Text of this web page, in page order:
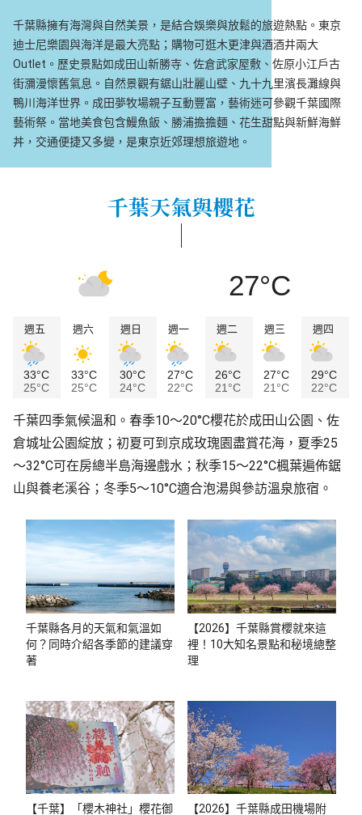
千葉縣擁有海灣與自然美景，是結合娛樂與放鬆的旅遊熱點。東京
迪士尼樂園與海洋是最大亮點；購物可逛木更津與酒酒井兩大
Outlet。歷史景點如成田山新勝寺、佐倉武家屋敷、佐原小江戶古
街瀰漫懷舊氣息。自然景觀有鋸山壯麗山壁、九十九里濱長灘線與
鴨川海洋世界。成田夢牧場親子互動豐富，藝術迷可參觀千葉國際
藝術祭。當地美食包含鰻魚飯、勝浦擔擔麵、花生甜點與新鮮海鮮
丼，交通便捷又多變，是東京近郊理想旅遊地。
千葉天氣與櫻花
27°C
週五
33°C
25°C
週六
33°C
25°C
週日
30°C
24°C
週一
27°C
22°C
週二
26°C
21°C
週三
27°C
21°C
週四
29°C
22°C
千葉四季氣候溫和。春季10～20°C櫻花於成田山公園、佐
倉城址公園綻放；初夏可到京成玫瑰園盡賞花海，夏季25
～32°C可在房總半島海邊戲水；秋季15～22°C楓葉遍佈鋸
山與養老溪谷；冬季5～10°C適合泡湯與參訪溫泉旅宿。
千葉縣各月的天氣和氣溫如
何？同時介紹各季節的建議穿
著
【2026】千葉縣賞櫻就來這
裡！10大知名景點和秘境總整
理
【千葉】「櫻木神社」櫻花御
【2026】千葉縣成田機場附